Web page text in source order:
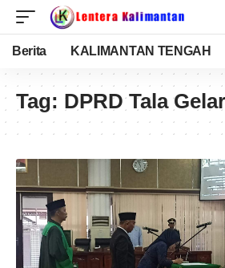
Berita KALIMANTAN TENGAH
Tag: DPRD Tala